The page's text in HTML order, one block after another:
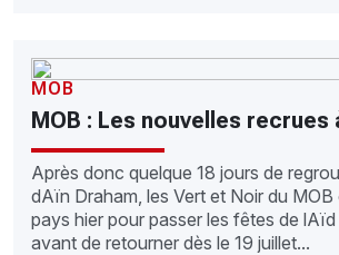
MOB
MOB : Les nouvelles recrues
Après donc quelque 18 jours de
dAïn Draham, les Vert et Noir du
pays hier pour passer les fêtes de
avant de retourner dès le 19 juillet...